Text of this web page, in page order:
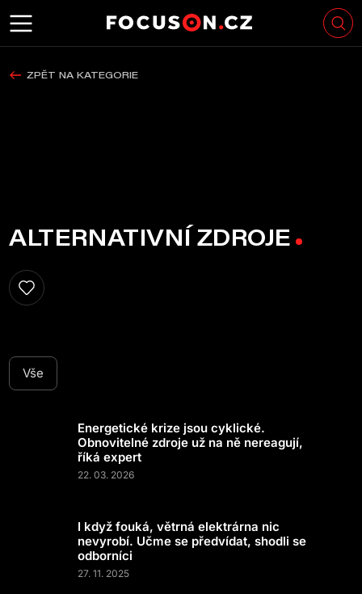
ZPĚT NA KATEGORIE
ALTERNATIVNÍ ZDROJE
Vše
Energetické krize jsou cyklické.
Obnovitelné zdroje už na ně nereagují,
říká expert
22. 03. 2026
I když fouká, větrná elektrárna nic
nevyrobí. Učme se předvídat, shodli se
odborníci
27. 11. 2025